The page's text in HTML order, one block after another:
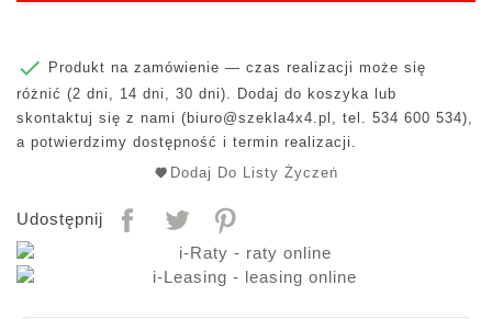

Produkt na zamówienie — czas realizacji może się
różnić (2 dni, 14 dni, 30 dni). Dodaj do koszyka lub
skontaktuj się z nami ( biuro@szekla4x4.pl , tel. 534 600 534),
a potwierdzimy dostępność i termin realizacji.
Dodaj Do Listy Życzeń
Udostępnij